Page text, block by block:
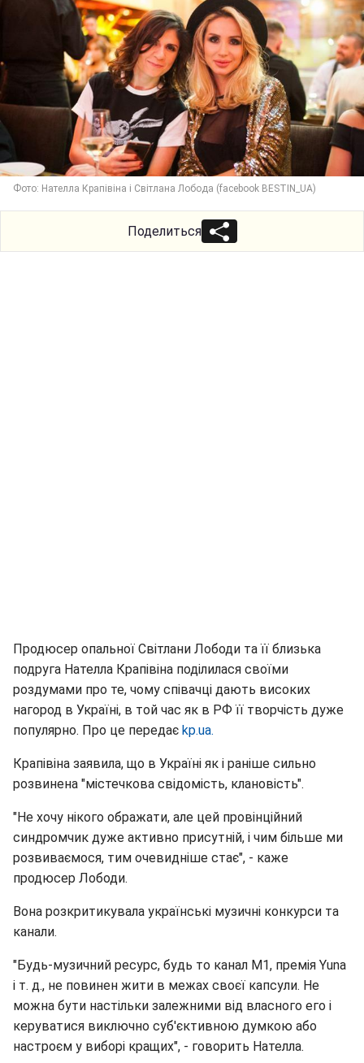
Фото: Нателла Крапівіна і Світлана Лобода (facebook BESTIN_UA)
Поделиться
Продюсер опальної Світлани Лободи та її близька
подруга Нателла Крапівіна поділилася своїми
роздумами про те, чому співачці дають високих
нагород в Україні, в той час як в РФ її творчість дуже
популярно. Про це передає kp.ua.
Крапівіна заявила, що в Україні як і раніше сильно
розвинена "містечкова свідомість, клановість".
"Не хочу нікого ображати, але цей провінційний
синдромчик дуже активно присутній, і чим більше ми
розвиваємося, тим очевидніше стає", - каже
продюсер Лободи.
Вона розкритикувала українські музичні конкурси та
канали.
"Будь-музичний ресурс, будь то канал М1, премія Yuna
і т. д., не повинен жити в межах своєї капсули. Не
можна бути настільки залежними від власного его і
керуватися виключно суб'єктивною думкою або
настроєм у виборі кращих", - говорить Нателла.